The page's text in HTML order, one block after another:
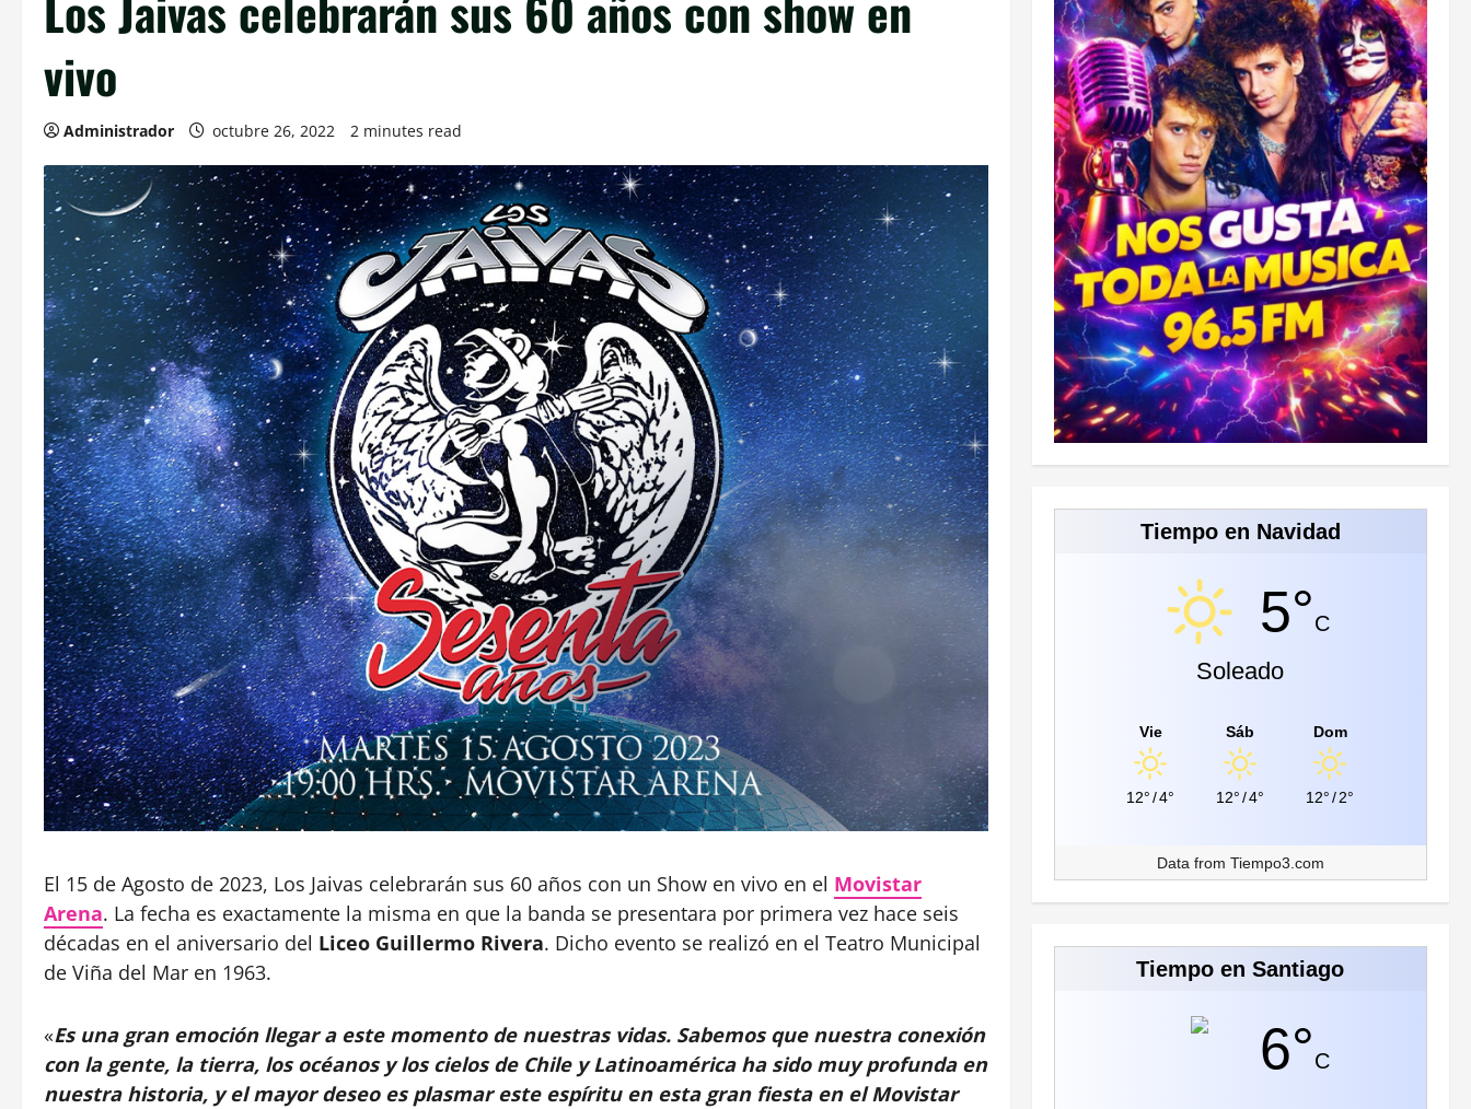
vivo
Administrador octubre 26, 2022 2 minutes read
El 15 de Agosto de 2023, Los Jaivas celebrarán sus 60 años con un Show en vivo en el Movistar
Arena. La fecha es exactamente la misma en que la banda se presentara por primera vez hace seis
décadas en el aniversario del Liceo Guillermo Rivera. Dicho evento se realizó en el Teatro Municipal
de Viña del Mar en 1963.
«Es una gran emoción llegar a este momento de nuestras vidas. Sabemos que nuestra conexión
con la gente, la tierra, los océanos y los cielos de Chile y Latinoamérica ha sido muy profunda en
nuestra historia, y el mayor deseo es plasmar este espíritu en esta gran fiesta en el Movistar
Tiempo en Navidad
5°C
Soleado
Vie
12° /4°
Sáb
12° /4°
Dom
12° /2°
Data from Tiempo3.com
Tiempo en Santiago
6°C